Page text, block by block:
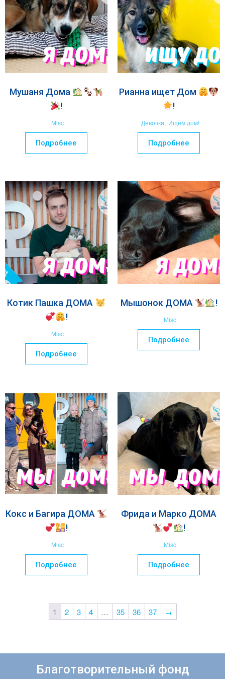
Мушаня Дома
!
Misc
Подробнее
Рианна ищет Дом
!
Девочки, Ищем дом!
Подробнее
Котик Пашка ДОМА
!
Misc
Подробнее
Мышонок ДОМА !
Misc
Подробнее
Кокс и Багира ДОМА
!
Misc
Подробнее
Фрида и Марко ДОМА
!
Misc
Подробнее
1 2 3 4 … 35 36 37 →
Благотворительный фонд